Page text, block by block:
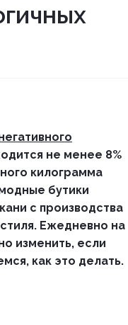
не менее 8%
килограмма
бутики
с производства
Ежедневно на
изменить, если
как это делать.